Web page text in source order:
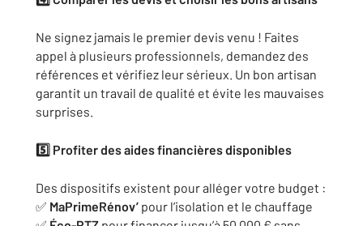
Ne signez jamais le premier devis venu ! Faites
appel à plusieurs professionnels, demandez des
références et vérifiez leur sérieux. Un bon artisan
garantit un travail de qualité et évite les mauvaises
surprises.
5️ ⃣ Profiter des aides financières disponibles
Des dispositifs existent pour alléger votre budget :
✅ MaPrimeRénov’ pour l’isolation et le chauffage